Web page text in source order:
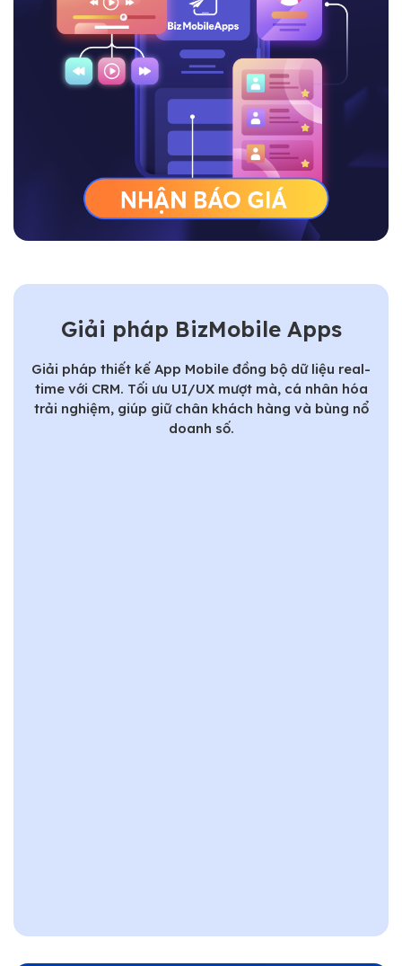
Giải pháp BizMobile Apps
Giải pháp thiết kế App Mobile đồng bộ dữ liệu real-
time với CRM. Tối ưu UI/UX mượt mà, cá nhân hóa
trải nghiệm, giúp giữ chân khách hàng và bùng nổ
doanh số.